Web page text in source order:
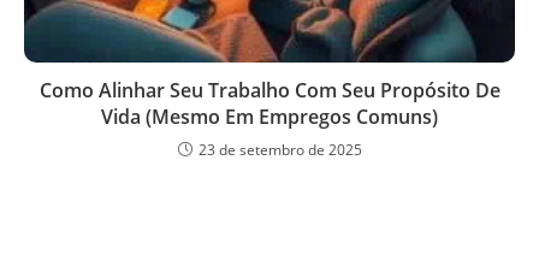
Como Alinhar Seu Trabalho Com Seu Propósito De
Vida (Mesmo Em Empregos Comuns)
23 de setembro de 2025